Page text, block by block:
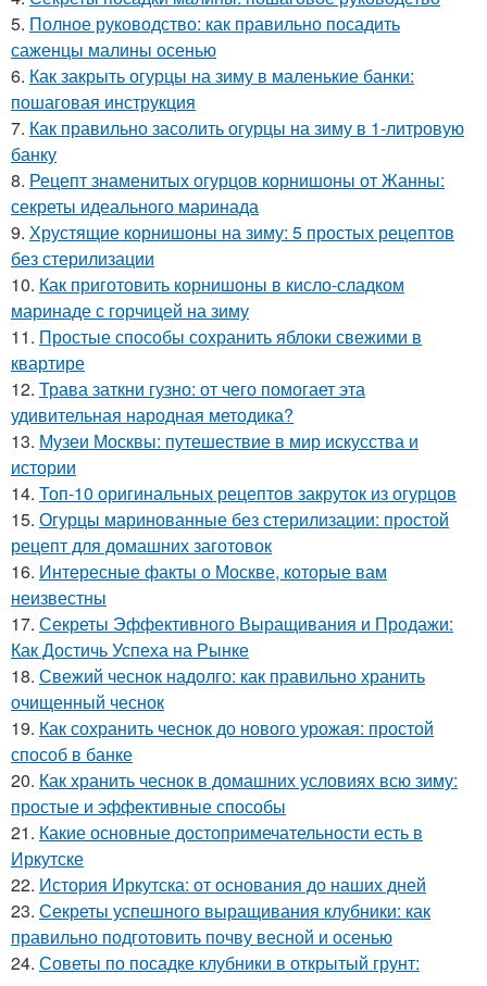
5. Полное руководство: как правильно посадить
саженцы малины осенью
6. Как закрыть огурцы на зиму в маленькие банки:
пошаговая инструкция
7. Как правильно засолить огурцы на зиму в 1-литровую
банку
8. Рецепт знаменитых огурцов корнишоны от Жанны:
секреты идеального маринада
9. Хрустящие корнишоны на зиму: 5 простых рецептов
без стерилизации
10. Как приготовить корнишоны в кисло-сладком
маринаде с горчицей на зиму
11. Простые способы сохранить яблоки свежими в
квартире
12. Трава заткни гузно: от чего помогает эта
удивительная народная методика?
13. Музеи Москвы: путешествие в мир искусства и
истории
14. Топ-10 оригинальных рецептов закруток из огурцов
15. Огурцы маринованные без стерилизации: простой
рецепт для домашних заготовок
16. Интересные факты о Москве, которые вам
неизвестны
17. Секреты Эффективного Выращивания и Продажи:
Как Достичь Успеха на Рынке
18. Свежий чеснок надолго: как правильно хранить
очищенный чеснок
19. Как сохранить чеснок до нового урожая: простой
способ в банке
20. Как хранить чеснок в домашних условиях всю зиму:
простые и эффективные способы
21. Какие основные достопримечательности есть в
Иркутске
22. История Иркутска: от основания до наших дней
23. Секреты успешного выращивания клубники: как
правильно подготовить почву весной и осенью
24. Советы по посадке клубники в открытый грунт: